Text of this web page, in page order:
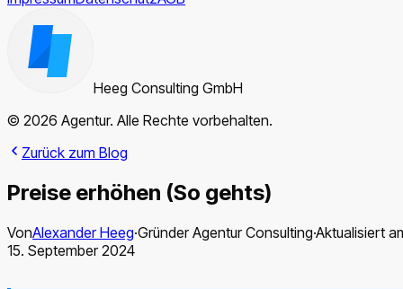
Heeg Consulting GmbH
© 2026 Agentur. Alle Rechte vorbehalten.
Zurück zum Blog
Preise erhöhen (So gehts)
VonAlexander Heeg·Gründer Agentur Consulting·Aktualisiert
15. September 2024